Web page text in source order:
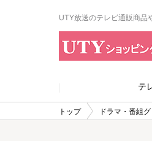
UTY放送のテレビ通販商品
テ
トップ ドラマ・番組